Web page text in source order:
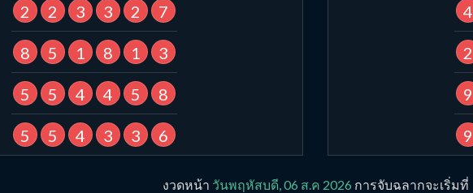
2 2 3 3 2 7
8 5 1 8 1 3
5 5 4 4 5 8
5 5 4 3 3 6
4
2
9
9
งวดหน้า วันพฤหัสบดี, 06 ส.ค 2026 การจับฉลากจะเริ่มที่